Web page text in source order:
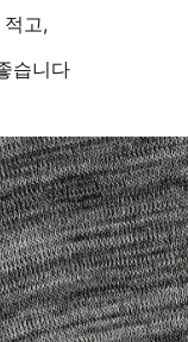
고,
습니다